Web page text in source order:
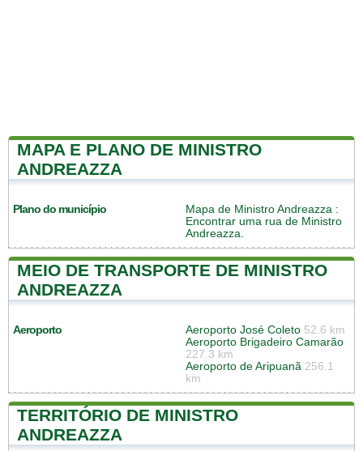
MAPA E PLANO DE MINISTRO
ANDREAZZA
Plano do município Mapa de Ministro Andreazza :
Encontrar uma rua de Ministro
Andreazza.
MEIO DE TRANSPORTE DE MINISTRO
ANDREAZZA
Aeroporto Aeroporto José Coleto 52.6 km
Aeroporto Brigadeiro Camarão
227.3 km
Aeroporto de Aripuanã 256.1
km
TERRITÓRIO DE MINISTRO
ANDREAZZA